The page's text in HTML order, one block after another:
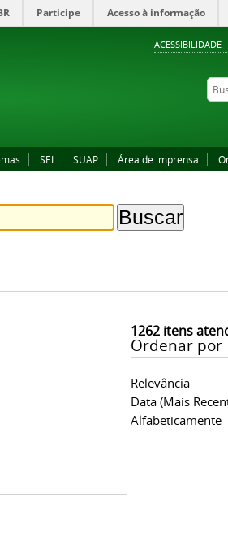
ACESSIBILIDADE
Participe Acesso à informação
SEI SUAP Área de imprensa
1262itens
Ordenar por
Relevância
Data (mais
Alfabeticamente